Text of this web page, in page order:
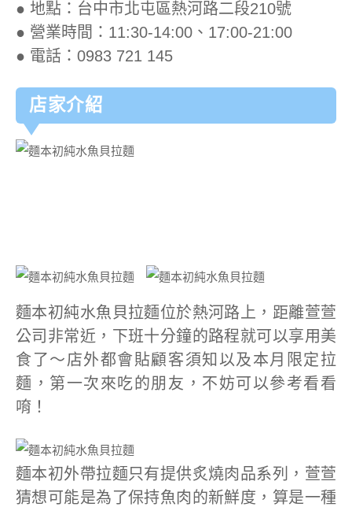
● 地點：台中市北屯區熱河路二段210號
● 營業時間：11:30-14:00、17:00-21:00
● 電話：0983 721 145
店家介紹
麵本初純水魚貝拉麵位於熱河路上，距離萱萱
公司非常近，下班十分鐘的路程就可以享用美
食了～店外都會貼顧客須知以及本月限定拉
麵，第一次來吃的朋友，不妨可以參考看看
唷！
麵本初外帶拉麵只有提供炙燒肉品系列，萱萱
猜想可能是為了保持魚肉的新鮮度，算是一種